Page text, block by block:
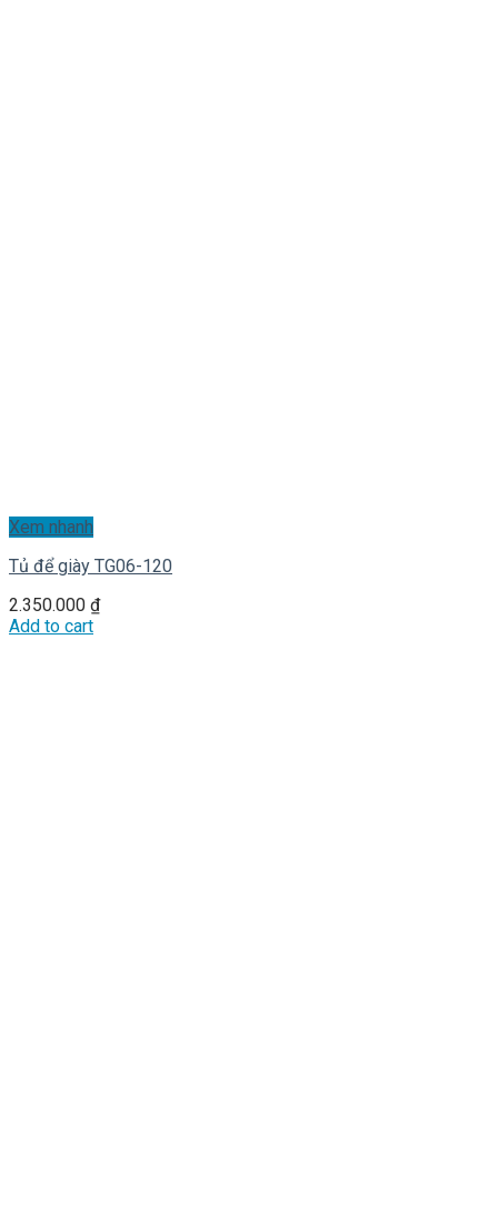
Xem nhanh
Tủ để giày TG06-120
2.350.000 ₫
Add to cart